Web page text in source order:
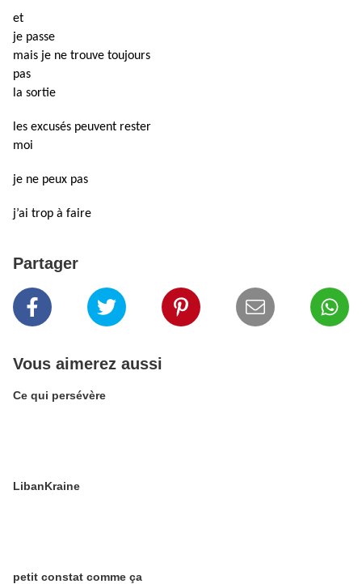
et
je passe
mais je ne trouve toujours
pas
la sortie
les excusés peuvent rester
moi
je ne peux pas
j’ai trop à faire
Partager
Vous aimerez aussi
Ce qui persévère
LibanKraine
petit constat comme ça